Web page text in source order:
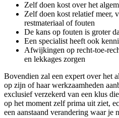
Zelf doen kost over het
Zelf doen kost relatief meer,
restmateriaal of fouten
De kans op fouten is groter
Een specialist heeft ook
Afwijkingen op recht-toe-
en lekkages zorgen
Bovendien zal een expert over het
op zijn of haar werkzaamheden
exclusief verzekerd van een klus
op het moment zelf prima uit ziet,
een aanstaand verandering waar je